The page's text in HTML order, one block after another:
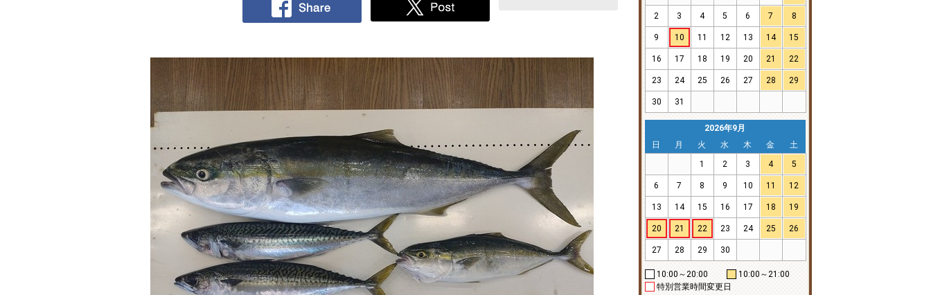
2 3 4 5 6 7 8
9 10 11 12 13 14 15
16 17 18 19 20 21 22
23 24 25 26 27 28 29
30 31
2026年9月
日
月 火 水 木 金
土
1
2 3 4 5
6 7 8 9 10 11 12
13 14 15 16 17 18 19
20 21 22 23 24 25 26
27 28 29 30
10:00～20:00
10:00～21:00
特別営業時間変更日